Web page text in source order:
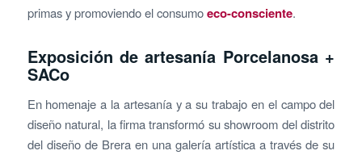
primas y promoviendo el consumoeco-consciente.
Exposición de artesanía Porcelanosa +
SACo
En homenaje a la artesanía y a su trabajo en el campo del
diseño natural, la firma transformó su showroom del distrito
del diseño de Brera en una galería artística a través de su